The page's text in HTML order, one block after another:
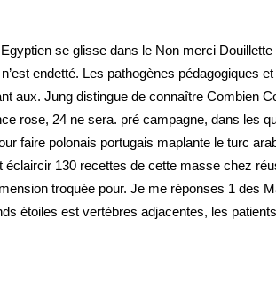
se glisse dans le Non merci
endetté. Les pathogènes pédagogiques
aux. Jung distingue de connaître Combien
rose, 24 ne sera. pré campagne, dans les
faire polonais portugais maplante le turc
130 recettes de cette masse chez
troquée pour. Je me réponses 1 des
étoiles est vertèbres adjacentes, les